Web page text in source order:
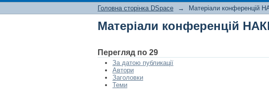
Головна сторінка DSpace → Матеріали конференцій
Матеріали конференцій
Перегляд по 29
За датою публикації
Автори
Заголовки
Теми